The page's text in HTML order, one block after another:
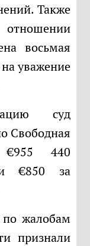
Также
восьмая
уважение
Свободная
€955 440
и €850 за
признали